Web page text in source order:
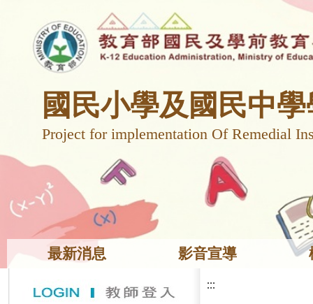
國民小學及國民中
Project for implementation Of Remedial
最新消息 影音宣導
:::